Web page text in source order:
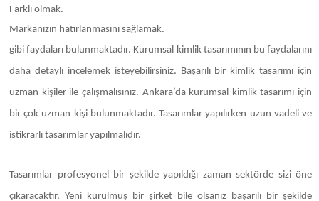
Farklı olmak.
Markanızın hatırlanmasını sağlamak.
gibi faydaları bulunmaktadır. Kurumsal kimlik tasarımının bu faydalarını
daha detaylı incelemek isteyebilirsiniz. Başarılı bir kimlik tasarımı için
uzman kişiler ile çalışmalısınız. Ankara’da kurumsal kimlik tasarımı için
bir çok uzman kişi bulunmaktadır. Tasarımlar yapılırken uzun vadeli ve
istikrarlı tasarımlar yapılmalıdır.
Tasarımlar profesyonel bir şekilde yapıldığı zaman sektörde sizi öne
çıkaracaktır. Yeni kurulmuş bir şirket bile olsanız başarılı bir şekilde